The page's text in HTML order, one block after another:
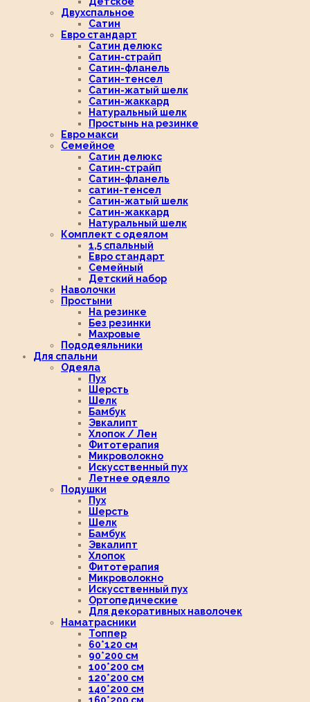
Двухспальное
Сатин
Евро стандарт
Сатин делюкс
Сатин-страйп
Сатин-фланель
Сатин-тенсел
Сатин-жатый шелк
Сатин-жаккард
Натуральный шелк
Простынь на резинке
Евро макси
Семейное
Сатин делюкс
Сатин-страйп
Сатин-фланель
сатин-тенсел
Сатин-жатый шелк
Сатин-жаккард
Натуральный шелк
Комплект с одеялом
1,5 спальный
Евро стандарт
Семейный
Детский набор
Наволочки
Простыни
На резинке
Без резинки
Махровые
Пододеяльники
Для спальни
Одеяла
Пух
Шерсть
Шелк
Бамбук
Эвкалипт
Хлопок / Лен
Фитотерапия
Микроволокно
Искусственный пух
Летнее одеяло
Подушки
Пух
Шерсть
Шелк
Бамбук
Эвкалипт
Хлопок
Фитотерапия
Микроволокно
Искусственный пух
Ортопедические
Для декоративных наволочек
Наматрасники
Топпер
60*120 см
90*200 см
100*200 см
120*200 см
140*200 см
160*200 см